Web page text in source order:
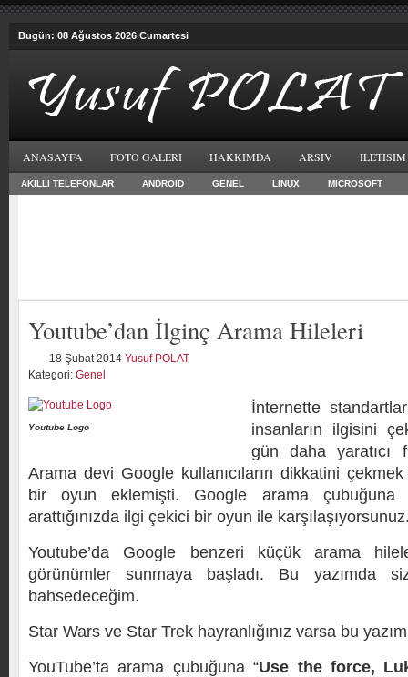
Bugün: 08 Ağustos 2026 Cumartesi
ANASAYFA FOTO GALERI HAKKIMDA ARSIV ILETISIM
AKILLI TELEFONLAR ANDROID GENEL LINUX MICROSOFT
Youtube’dan İlginç Arama Hileleri
18 Şubat 2014 Yusuf POLAT
Kategori: Genel
Youtube Logo
İnternette
insanların ilgisini
gün daha yaratıcı
Arama devi Google kullanıcıların dikkatini
bir oyun eklemişti. Google arama çubuğuna
arattığınızda ilgi çekici bir oyun ile
Youtube’da Google benzeri küçük arama
görünümler sunmaya başladı. Bu yazımda
bahsedeceğim.
Star Wars ve Star Trek hayranlığınız varsa bu
YouTube’ta arama çubuğuna “Use the force,